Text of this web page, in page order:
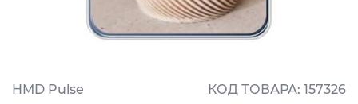
HMD Pulse КОД ТОВАРА: 157326